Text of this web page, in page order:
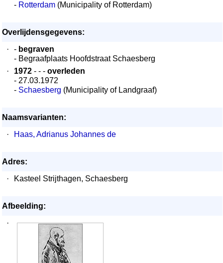
- Rotterdam (Municipality of Rotterdam)
Overlijdensgegevens:
·
- begraven
- Begraafplaats Hoofdstraat Schaesberg
·
1972 - - - overleden
- 27.03.1972
- Schaesberg (Municipality of Landgraaf)
Naamsvarianten:
·
Haas, Adrianus Johannes de
Adres:
·
Kasteel Strijthagen, Schaesberg
Afbeelding:
·